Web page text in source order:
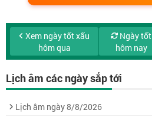
Xem ngày tốt xấu
hôm qua
Ngày tốt
hôm nay
Lịch âm các ngày sắp tới
Lịch âm ngày 8/8/2026